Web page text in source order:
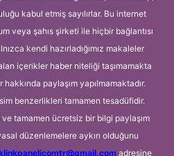
kabul etmiş sayılırlar. Bu internet
veya şahıs şirketi ile hiçbir bağlantısı
kendi hazırladığımız makaleler
içerikler haber niteliği taşımamakta
paylaşım yapılmamaktadır.
benzerlikleri tamamen tesadüfidir.
tamamen ücretsiz bir bilgi paylaşım
düzenlemelere aykırı olduğunu
adresine